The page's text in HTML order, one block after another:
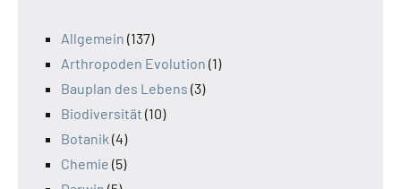
Allgemein (137)
Arthropoden Evolution (1)
Bauplan des Lebens (3)
Biodiversität (10)
Botanik (4)
Chemie (5)